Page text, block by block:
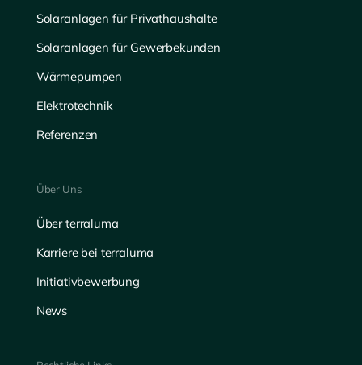
Solaranlagen für Privathaushalte
Solaranlagen für Gewerbekunden
Wärmepumpen
Elektrotechnik
Referenzen
Über Uns
Über terraluma
Karriere bei terraluma
Initiativbewerbung
News